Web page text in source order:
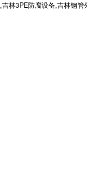
,吉林3PE防腐设备,吉林钢